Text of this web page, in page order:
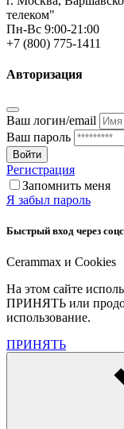
телеком"
Пн-Вс 9:00-21:00
+7 (800) 775-1411
Авторизация
Ваш логин/email
Ваш пароль
Войти
Регистрация
Запомнить меня
Я забыл пароль
Быстрый вход через
Cerammax и Cookies
На этом сайте
ПРИНЯТЬ или
использование.
ПРИНЯТЬ